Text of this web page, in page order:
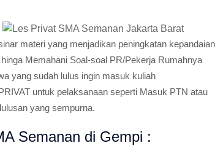
materi yang menjadikan peningkatan kepandaian
Memahani Soal-soal PR/Pekerja Rumahnya
yang sudah lulus ingin masuk kuliah
untuk pelaksanaan seperti Masuk PTN atau
yang sempurna.
Semanan di Gempi :